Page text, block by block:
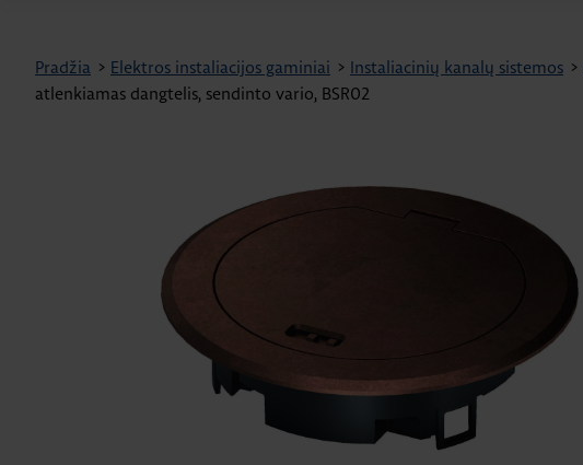
Pradžia > Elektros instaliacijos gaminiai > Instaliacinių kanalų sistemos >
atlenkiamas dangtelis, sendinto vario, BSR02